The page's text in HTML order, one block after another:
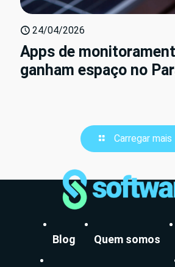
24/04/2026
Apps de
ganham espaço no
Carregar mais
Blog Quem somos